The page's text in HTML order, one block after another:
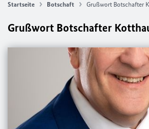
Startseite Botschaft Grußwort Botschafter
Grußwort Botschafter